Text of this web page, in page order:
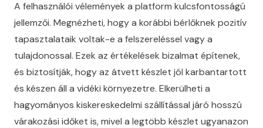
A felhasználói vélemények a platform kulcsfontosságú
jellemzői. Megnézheti, hogy a korábbi bérlőknek pozitív
tapasztalataik voltak-e a felszereléssel vagy a
tulajdonossal. Ezek az értékelések bizalmat építenek,
és biztosítják, hogy az átvett készlet jól karbantartott
és készen áll a vidéki környezetre. Elkerülheti a
hagyományos kiskereskedelmi szállítással járó hosszú
várakozási időket is, mivel a legtöbb készlet ugyanazon